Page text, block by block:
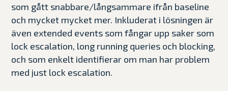
som gått snabbare/långsammare ifrån baseline
och mycket mycket mer. Inkluderat i lösningen är
även extended events som fångar upp saker som
lock escalation, long running queries och blocking,
och som enkelt identifierar om man har problem
med just lock escalation.